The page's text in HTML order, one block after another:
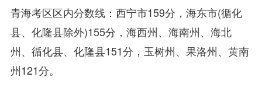
青海考区区内分数线：西宁市159分，海东市(循化
县、化隆县除外)155分，海西州、海南州、海北
州、循化县、化隆县151分，玉树州、果洛州、黄南
州121分。